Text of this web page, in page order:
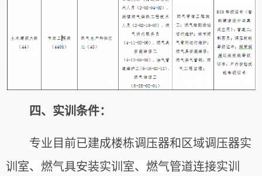
四、实训条件：
专业目前已建成楼栋调压器和区域调压器实
训室、燃气具安装实训室、燃气管道连接实训